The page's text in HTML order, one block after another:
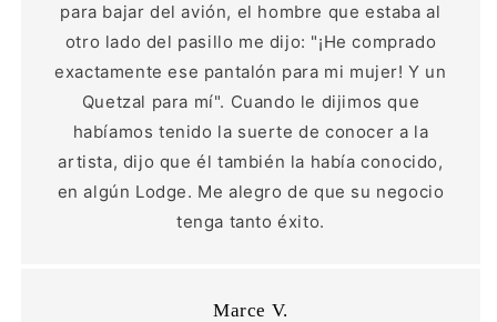
para bajar del avión, el hombre que estaba al
otro lado del pasillo me dijo: "¡He comprado
exactamente ese pantalón para mi mujer! Y un
Quetzal para mí". Cuando le dijimos que
habíamos tenido la suerte de conocer a la
artista, dijo que él también la había conocido,
en algún Lodge. Me alegro de que su negocio
tenga tanto éxito.
Marce V.